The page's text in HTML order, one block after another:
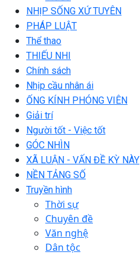
NHỊP SỐNG XỨ TUYÊN
PHÁP LUẬT
Thể thao
THIẾU NHI
Chính sách
Nhịp cầu nhân ái
ỐNG KÍNH PHÓNG VIÊN
Giải trí
Người tốt - Việc tốt
GÓC NHÌN
XÃ LUẬN - VẤN ĐỀ KỲ NÀY
NỀN TẢNG SỐ
Truyền hình
Thời sự
Chuyên đề
Văn nghệ
Dân tộc